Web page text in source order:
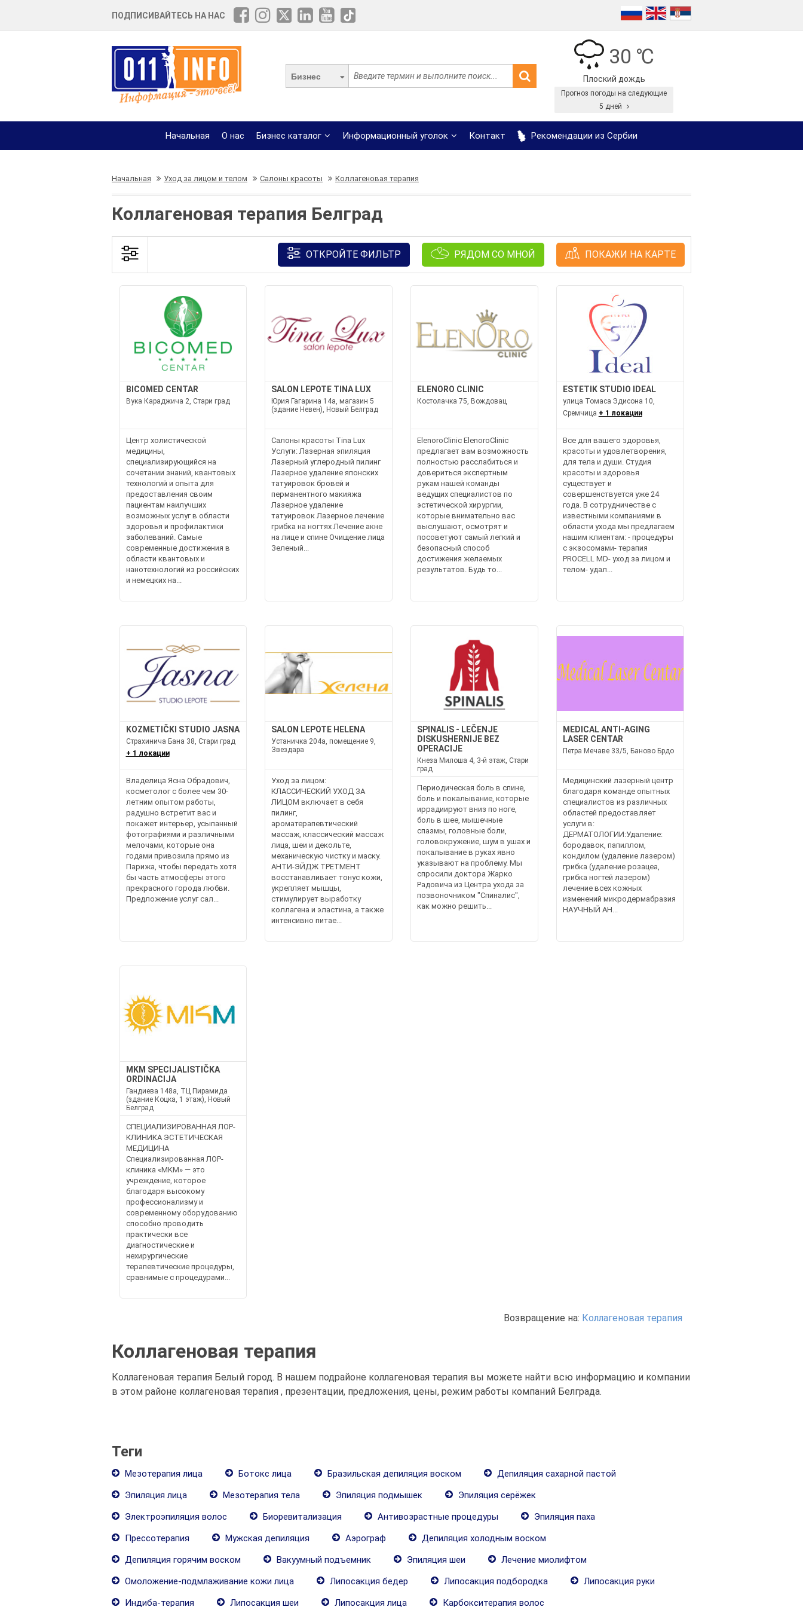
ПОДПИСИВАЙТЕСЬ НА НАС
Бизнес
30 ℃
Плоский дождь
Прогноз погоды на следующие
5 дней
Начальная О нас Бизнес каталог Информационный уголок Контакт Рекомендации из Сербии
Начальная Уход за лицом и телом Салоны красоты Коллагеновая терапия
Коллагеновая терапия Белград
ОТКРОЙТЕ ФИЛЬТР РЯДОМ СО МНОЙ ПОКАЖИ НА КАРТЕ
BICOMED CENTAR
Вука Караджича 2, Стари град
Центр холистической
медицины,
специализирующийся на
сочетании знаний, квантовых
технологий и опыта для
предоставления своим
пациентам наилучших
возможных услуг в области
здоровья и профилактики
заболеваний. Самые
современные достижения в
области квантовых и
нанотехнологий из российских
и немецких на...
SALON LEPOTE TINA LUX
Юрия Гагарина 14а, магазин 5
(здание Невен), Новый Белград
Салоны красоты Tina Lux
Услуги: Лазерная эпиляция
Лазерный углеродный пилинг
Лазерное удаление японских
татуировок бровей и
перманентного макияжа
Лазерное удаление
татуировок Лазерное лечение
грибка на ногтях Лечение акне
на лице и спине Очищение лица
Зеленый...
ELENORO CLINIC
Костолачка 75, Вождовац
ElenoroClinic ElenoroClinic
предлагает вам возможность
полностью расслабиться и
довериться экспертным
рукам нашей команды
ведущих специалистов по
эстетической хирургии,
которые внимательно вас
выслушают, осмотрят и
посоветуют самый легкий и
безопасный способ
достижения желаемых
результатов. Будь то...
ESTETIK STUDIO IDEAL
улица Томаса Эдисона 10,
Сремчица + 1 локации
Все для вашего здоровья,
красоты и удовлетворения,
для тела и души. Студия
красоты и здоровья
существует и
совершенствуется уже 24
года. В сотрудничестве с
известными компаниями в
области ухода мы предлагаем
нашим клиентам: - процедуры
с экзосомами- терапия
PROCELL MD- уход за лицом и
телом- удал...
KOZMETIČKI STUDIO JASNA
Страхинича Бана 38, Стари град
+ 1 локации
Владелица Ясна Обрадович,
косметолог с более чем 30-
летним опытом работы,
радушно встретит вас и
покажет интерьер, усыпанный
фотографиями и различными
мелочами, которые она
годами привозила прямо из
Парижа, чтобы передать хотя
бы часть атмосферы этого
прекрасного города любви.
Предложение услуг сал...
SALON LEPOTE HELENA
Устаничка 204а, помещение 9,
Звездара
Уход за лицом:
КЛАССИЧЕСКИЙ УХОД ЗА
ЛИЦОМ включает в себя
пилинг,
ароматерапевтический
массаж, классический массаж
лица, шеи и декольте,
механическую чистку и маску.
АНТИ-ЭЙДЖ ТРЕТМЕНТ
восстанавливает тонус кожи,
укрепляет мышцы,
стимулирует выработку
коллагена и эластина, а также
интенсивно питае...
SPINALIS - LEČENJE
DISKUSHERNIJE BEZ
OPERACIJE
Кнеза Милоша 4, 3-й этаж, Стари
град
Периодическая боль в спине,
боль и покалывание, которые
иррадиируют вниз по ноге,
боль в шее, мышечные
спазмы, головные боли,
головокружение, шум в ушах и
покалывание в руках явно
указывают на проблему. Мы
спросили доктора Жарко
Радовича из Центра ухода за
позвоночником "Спиналис",
как можно решить...
MEDICAL ANTI-AGING
LASER CENTAR
Петра Мечаве 33/5, Баново Брдо
Медицинский лазерный центр
благодаря команде опытных
специалистов из различных
областей предоставляет
услуги в:
ДЕРМАТОЛОГИИ:Удаление:
бородавок, папиллом,
кондилом (удаление лазером)
грибка (удаление розацеа,
грибка ногтей лазером)
лечение всех кожных
изменений микродермабразия
НАУЧНЫЙ АН...
MKM SPECIJALISTIČKA
ORDINACIJA
Гандиева 148а, ТЦ Пирамида
(здание Коцка, 1 этаж), Новый
Белград
СПЕЦИАЛИЗИРОВАННАЯ ЛОР-
КЛИНИКА ЭСТЕТИЧЕСКАЯ
МЕДИЦИНА
Специализированная ЛОР-
клиника «MKM» — это
учреждение, которое
благодаря высокому
профессионализму и
современному оборудованию
способно проводить
практически все
диагностические и
нехирургические
терапевтические процедуры,
сравнимые с процедурами...
Возвращение на: Коллагеновая терапия
Коллагеновая терапия
Коллагеновая терапия Белый город. В нашем подрайоне коллагеновая терапия вы можете найти всю информацию и компании
в этом районе коллагеновая терапия , презентации, предложения, цены, режим работы компаний Белграда.
Теги
Мезотерапия лица Ботокс лица Бразильская депиляция воском
Депиляция сахарной пастой
Эпиляция лица
Мезотерапия тела Эпиляция подмышек
Эпиляция серёжек
Электроэпиляция волос
Биоревитализация Антивозрастные процедуры
Эпиляция паха
Прессотерапия
Мужская депиляция Аэрограф
Депиляция холодным воском
Депиляция горячим воском
Вакуумный подъемник Эпиляция шеи
Лечение миолифтом
Омоложение-подмлаживание кожи лица
Липосакция бедер Липосакция подбородка
Липосакция руки
Индиба-терапия
Липосакция шеи Липосакция лица Карбокситерапия волос